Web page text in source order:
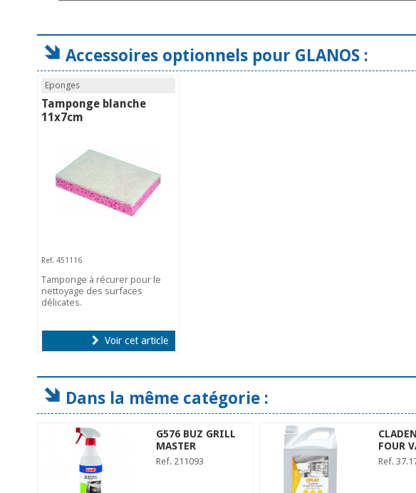
Accessoires optionnels pour GLANOS :
Eponges
Tamponge blanche
11x7cm
Ref. 451116
Tamponge à récurer pour le
nettoyage des surfaces
délicates.
Voir cet article
Dans la même catégorie :
G576 BUZ GRILL
MASTER
Ref. 211093
FOUR
Ref.